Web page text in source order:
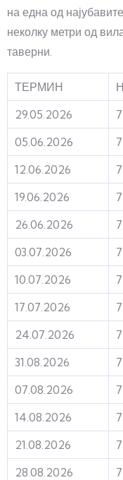
на една од
неколку метри од
таверни.
ТЕРМИН
29.05.2026
05.06.2026
12.06.2026
19.06.2026
26.06.2026
03.07.2026
10.07.2026
17.07.2026
24.07.2026
31.08.2026
07.08.2026
14.08.2026
21.08.2026
28.08.2026